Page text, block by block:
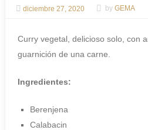
diciembre 27, 2020 by GEMA
Curry vegetal, delicioso solo, con
guarnición de una carne.
Ingredientes:
Berenjena
Calabacin